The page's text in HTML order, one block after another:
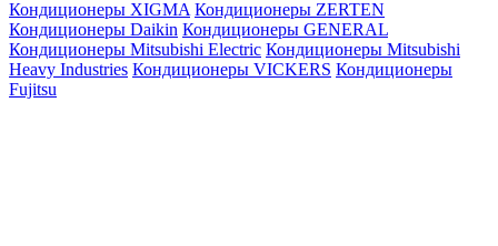
Кондиционеры XIGMA Кондиционеры ZERTEN
Кондиционеры Daikin Кондиционеры GENERAL
Кондиционеры Mitsubishi Electric Кондиционеры Mitsubishi
Heavy Industries Кондиционеры VICKERS Кондиционеры
Fujitsu